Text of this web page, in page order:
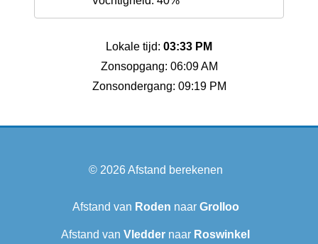
Lokale tijd: 03:33 PM
Zonsopgang: 06:09 AM
Zonsondergang: 09:19 PM
© 2026Afstand berekenen
Afstand van Roden naar Grolloo
Afstand van Vledder naar Roswinkel